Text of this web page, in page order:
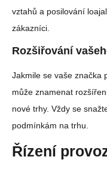
vztahů a posilování
zákazníci.
Rozšiřování
Jakmile se vaše značka
může znamenat
nové trhy. Vždy se
podmínkám na trhu.
Řízení